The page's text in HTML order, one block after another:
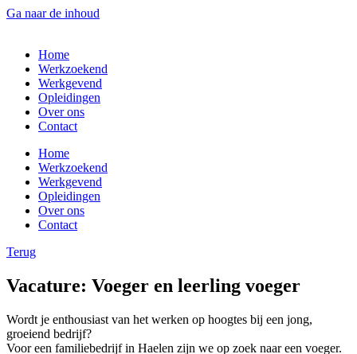
Ga naar de inhoud
Home
Werkzoekend
Werkgevend
Opleidingen
Over ons
Contact
Home
Werkzoekend
Werkgevend
Opleidingen
Over ons
Contact
Terug
Vacature: Voeger en leerling voeger
Wordt je enthousiast van het werken op hoogtes bij een jong,
groeiend bedrijf?
Voor een familiebedrijf in Haelen zijn we op zoek naar een voeger.